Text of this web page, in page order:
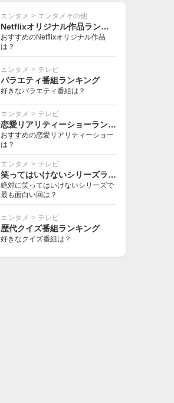
エンタメ > エンタメその他
Netflixオリジナル作品ランキング
おすすめのNetflixオリジナル作品
は？
エンタメ > テレビ
バラエティ番組ランキング
好きなバラエティ番組は？
エンタメ > テレビ
恋愛リアリティーショーランキング
おすすめの恋愛リアリティーショー
は？
エンタメ > テレビ
笑ってはいけないシリーズランキング
絶対に笑ってはいけないシリーズで
最も面白い回は？
エンタメ > テレビ
歴代クイズ番組ランキング
好きなクイズ番組は？